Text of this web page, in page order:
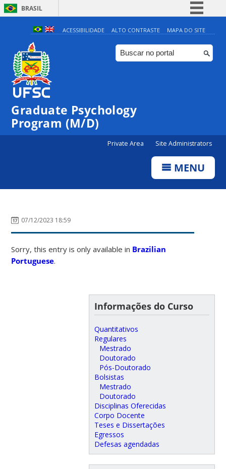
BRASIL
Simplifique!
Comunica BR
Participe
ACESSIBILIDADE ALTO CONTRASTE MAPA DO SITE
Graduate Psychology
Program (M/D)
Private Area Site Administrators
MENU
07/12/2023 18:59
Sorry, this entry is only available in Brazilian
Portuguese.
Informações do Curso
Quantitativos
Regulares
Mestrado
Doutorado
Pós-Doutorado
Bolsistas
Mestrado
Doutorado
Disciplinas Oferecidas
Corpo Docente
Teses e Dissertações
Egressos
Defesas agendadas